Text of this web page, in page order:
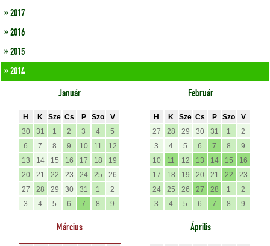
» 2017
» 2016
» 2015
» 2014
Január
H K Sze Cs P Szo
V
30
31 1 2 3 4
5
6
7 8 9 10 11
12
13
14 15 16 17 18
19
20
21 22 23 24 25
26
27
28 29 30 31 1
2
3
4 5 6 7 8 9
Február
H K Sze Cs P Szo
V
27
28 29 30 31 1
2
3
4 5 6 7 8
9
10
11 12 13 14 15
16
17
18 19 20 21 22
23
24
25 26 27 28 1
2
3
4 5 6 7 8 9
Március Április